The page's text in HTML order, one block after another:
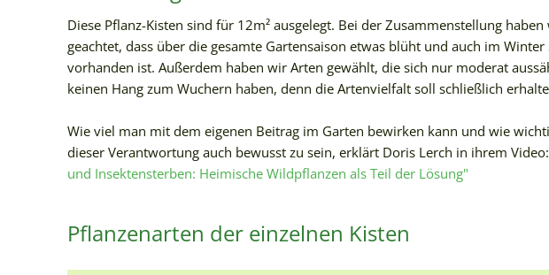
Diese Pflanz-Kisten sind für 12m² ausgelegt. Bei der Zusammenstellung
geachtet, dass über die gesamte Gartensaison etwas blüht und auch im
vorhanden ist. Außerdem haben wir Arten gewählt, die sich nur moderat
keinen Hang zum Wuchern haben, denn die Artenvielfalt soll schließlich
Wie viel man mit dem eigenen Beitrag im Garten bewirken kann und wie
dieser Verantwortung auch bewusst zu sein, erklärt Doris Lerch in ihrem Video:
und Insektensterben: Heimische Wildpflanzen als Teil der Lösung"
Pflanzenarten der einzelnen Kisten